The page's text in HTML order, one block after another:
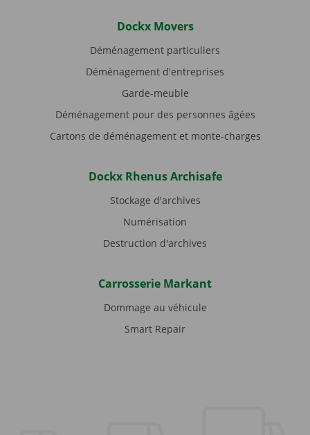
Dockx Movers
Déménagement particuliers
Déménagement d'entreprises
Garde-meuble
Déménagement pour des personnes âgées
Cartons de déménagement et monte-charges
Dockx Rhenus Archisafe
Stockage d'archives
Numérisation
Destruction d'archives
Carrosserie Markant
Dommage au véhicule
Smart Repair